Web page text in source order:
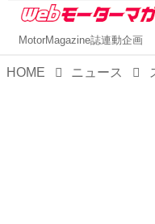
MotorMagazine誌連動企画
HOME ニュース